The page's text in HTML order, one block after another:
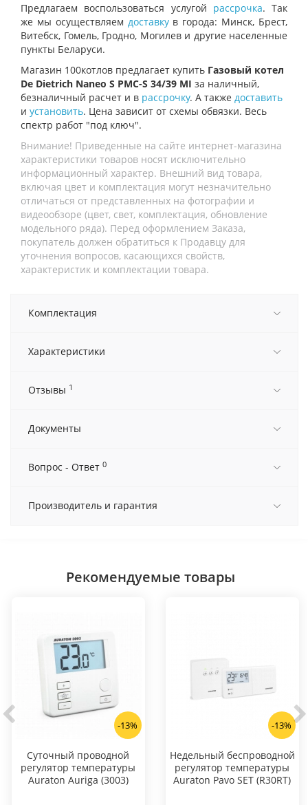
Предлагаем воспользоваться услугой рассрочка. Так
же мы осуществляем доставкув города: Минск, Брест,
Витебск, Гомель, Гродно, Могилев и другие населенные
пункты Беларуси.
Магазин 100котлов предлагает купить Газовый котел
De Dietrich Naneo S PMC-S 34/39 MI за наличный,
безналичный расчет и в рассрочку. А также доставить
и установить. Цена зависит от схемы обвязки. Весь
спектр работ "под ключ".
Внимание! Приведенные на сайте интернет-магазина
характеристики товаров носят исключительно
информационный характер. Внешний вид товара,
включая цвет и комплектация могут незначительно
отличаться от представленных на фотографии и
видеообзоре (цвет, свет, комплектация, обновление
модельного ряда). Перед оформлением Заказа,
покупатель должен обратиться к Продавцу для
уточнения вопросов, касающихся свойств,
характеристик и комплектации товара.
Комплектация
Характеристики
Отзывы 1
Документы
Вопрос - Ответ 0
Производитель и гарантия
Рекомендуемые товары
-13%
Суточный проводной
регулятор температуры
Auraton Auriga (3003)
-13%
Hедельный беспроводной
регулятор температуры
Auraton Pavo SET (R30RT)